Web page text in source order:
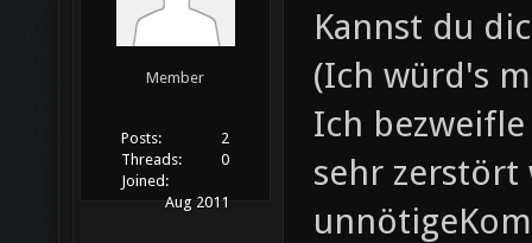
Member
Posts:
2
Threads:
0
Joined:
Aug 2011
Kannst du
(Ich würd's
Ich
sehr zerstört